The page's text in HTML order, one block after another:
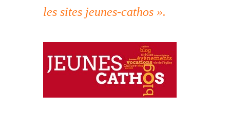
les sites jeunes-cathos ».